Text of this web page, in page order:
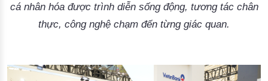
cá nhân hóa được trình diễn sống động, tương tác chân
thực, công nghệ chạm đến từng giác quan.